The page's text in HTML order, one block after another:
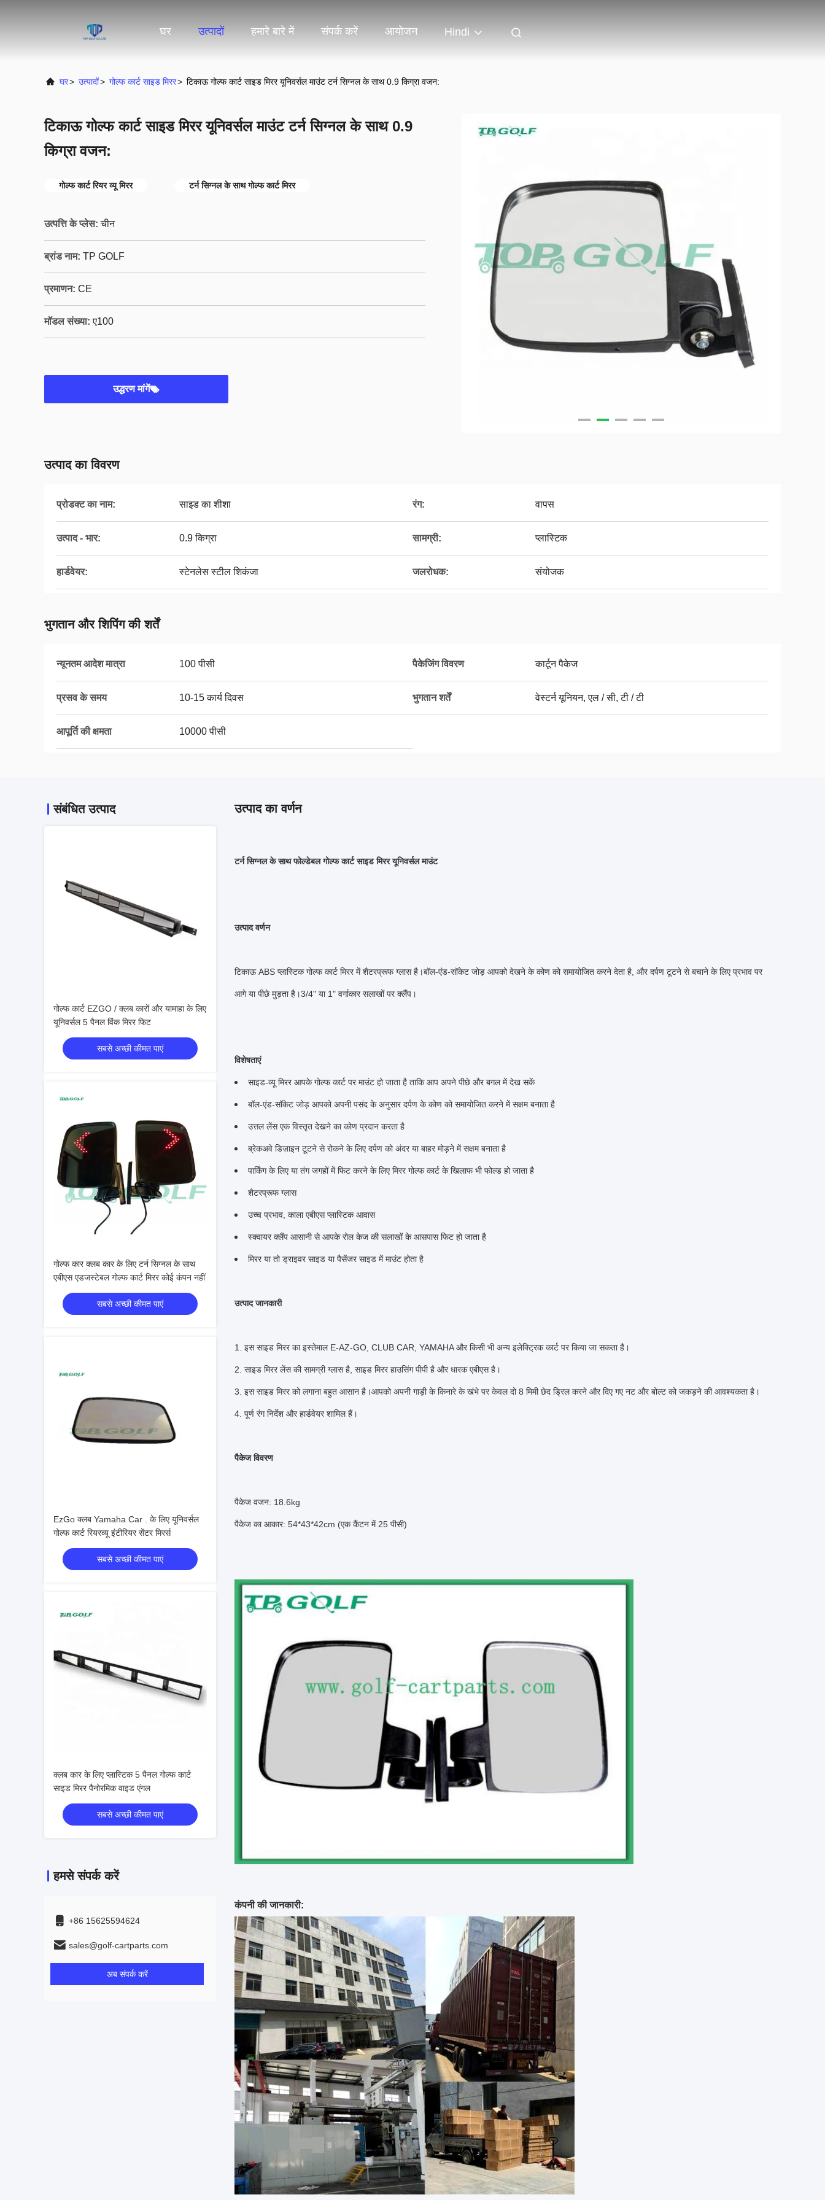
घर उत्पादों हमारे बारे में संपर्क करें आयोजन Hindi
घर> उत्पादों> गोल्फ कार्ट साइड मिरर> टिकाऊ गोल्फ कार्ट साइड मिरर यूनिवर्सल माउंट टर्न सिग्नल के साथ 0.9 किग्रा वजन:
टिकाऊ गोल्फ कार्ट साइड मिरर यूनिवर्सल माउंट टर्न सिग्नल के साथ 0.9
किग्रा वजन:
गोल्फ कार्ट रियर व्यू मिरर टर्न सिग्नल के साथ गोल्फ कार्ट मिरर
उत्पत्ति के प्लेस: चीन
ब्रांड नाम: TP GOLF
प्रमाणन: CE
मॉडल संख्या: ए100
उद्धरण मांगें
उत्पाद का विवरण
प्रोडक्ट का नाम: साइड का शीशा रंग: वापस
उत्पाद - भार: 0.9 किग्रा सामग्री: प्लास्टिक
हार्डवेयर: स्टेनलेस स्टील शिकंजा जलरोधक: संयोजक
भुगतान और शिपिंग की शर्तें
न्यूनतम आदेश मात्रा 100 पीसी पैकेजिंग विवरण कार्टून पैकेज
प्रसव के समय 10-15 कार्य दिवस भुगतान शर्तें वेस्टर्न यूनियन, एल / सी, टी / टी
आपूर्ति की क्षमता 10000 पीसी
संबंधित उत्पाद
गोल्फ कार्ट EZGO / क्लब कारों और यामाहा के लिए
यूनिवर्सल 5 पैनल विंक मिरर फिट
सबसे अच्छी कीमत पाएं
गोल्फ कार क्लब कार के लिए टर्न सिग्नल के साथ
एबीएस एडजस्टेबल गोल्फ कार्ट मिरर कोई कंपन नहीं
सबसे अच्छी कीमत पाएं
EzGo क्लब Yamaha Car . के लिए यूनिवर्सल
गोल्फ कार्ट रियरव्यू इंटीरियर सेंटर मिरर्स
सबसे अच्छी कीमत पाएं
क्लब कार के लिए प्लास्टिक 5 पैनल गोल्फ कार्ट
साइड मिरर पैनोरमिक वाइड एंगल
सबसे अच्छी कीमत पाएं
हमसे संपर्क करें
+86 15625594624
sales@golf-cartparts.com
अब संपर्क करें
उत्पाद का वर्णन
टर्न सिग्नल के साथ फोल्डेबल गोल्फ कार्ट साइड मिरर यूनिवर्सल माउंट
उत्पाद वर्णन
टिकाऊ ABS प्लास्टिक गोल्फ कार्ट मिरर में शैटरप्रूफ ग्लास है।बॉल-एंड-सॉकेट जोड़ आपको देखने के कोण को समायोजित करने देता है, और दर्पण टूटने से बचाने के लिए प्रभाव पर
आगे या पीछे मुड़ता है।3/4" या 1" वर्गाकार सलाखों पर क्लैंप।
विशेषताएं
साइड-व्यू मिरर आपके गोल्फ कार्ट पर माउंट हो जाता है ताकि आप अपने पीछे और बगल में देख सकें
बॉल-एंड-सॉकेट जोड़ आपको अपनी पसंद के अनुसार दर्पण के कोण को समायोजित करने में सक्षम बनाता है
उत्तल लेंस एक विस्तृत देखने का कोण प्रदान करता है
ब्रेकअवे डिज़ाइन टूटने से रोकने के लिए दर्पण को अंदर या बाहर मोड़ने में सक्षम बनाता है
पार्किंग के लिए या तंग जगहों में फिट करने के लिए मिरर गोल्फ कार्ट के खिलाफ भी फोल्ड हो जाता है
शैटरप्रूफ ग्लास
उच्च प्रभाव, काला एबीएस प्लास्टिक आवास
स्क्वायर क्लैंप आसानी से आपके रोल केज की सलाखों के आसपास फिट हो जाता है
मिरर या तो ड्राइवर साइड या पैसेंजर साइड में माउंट होता है
उत्पाद जानकारी
1. इस साइड मिरर का इस्तेमाल E-AZ-GO, CLUB CAR, YAMAHA और किसी भी अन्य इलेक्ट्रिक कार्ट पर किया जा सकता है।
2. साइड मिरर लेंस की सामग्री ग्लास है, साइड मिरर हाउसिंग पीपी है और धारक एबीएस है।
3. इस साइड मिरर को लगाना बहुत आसान है।आपको अपनी गाड़ी के किनारे के खंभे पर केवल दो 8 मिमी छेद ड्रिल करने और दिए गए नट और बोल्ट को जकड़ने की आवश्यकता है।
4. पूर्ण रंग निर्देश और हार्डवेयर शामिल हैं।
पैकेज विवरण
पैकेज वजन: 18.6kg
पैकेज का आकार: 54*43*42cm (एक कैंटन में 25 पीसी)
कंपनी की जानकारी: